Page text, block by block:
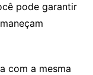
pode garantir
com a mesma